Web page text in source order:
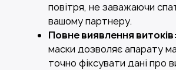
повітря, не заважаючи
вашому партнеру.
Повне виявлення витоків:
маски дозволяє апарату
точно фіксувати дані про